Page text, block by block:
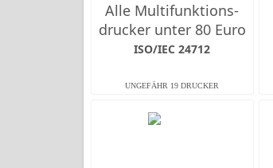
Alle Multifunktions­
drucker unter 80 Euro
ISO/IEC 24712